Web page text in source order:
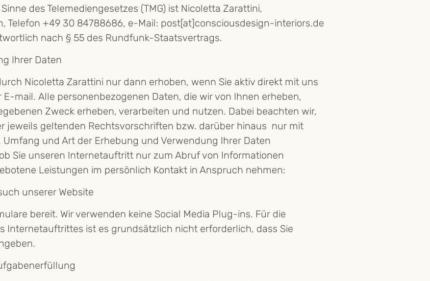
des Telemediengesetzes (TMG) ist Nicoletta Zarattini,
Telefon +49 30 84788686, e-Mail: post[at]consciousdesign-interiors.de
nach § 55 des Rundfunk-Staatsvertrags.
Ihrer Daten
Nicoletta Zarattini nur dann erhoben, wenn Sie aktiv direkt mit uns
mail. Alle personenbezogenen Daten, die wir von Ihnen erheben,
Zweck erheben, verarbeiten und nutzen. Dabei beachten wir,
jeweils geltenden Rechtsvorschriften bzw. darüber hinaus nur mit
und Art der Erhebung und Verwendung Ihrer Daten
Sie unseren Internetauftritt nur zum Abruf von Informationen
Leistungen im persönlich Kontakt in Anspruch nehmen:
unserer Website
bereit. Wir verwenden keine Social Media Plug-ins. Für die
Internetauftrittes ist es grundsätzlich nicht erforderlich, dass Sie